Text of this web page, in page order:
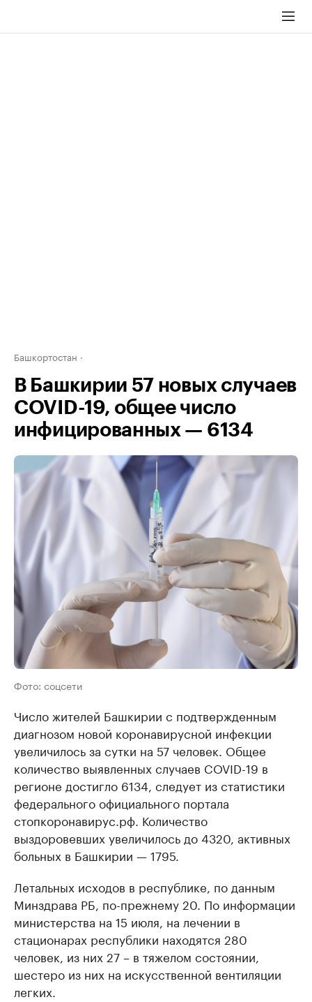
Башкортостан
В Башкирии 57 новых случаев
COVID-19, общее число
инфицированных — 6134
Фото: соцсети
Число жителей Башкирии с подтвержденным
диагнозом новой коронавирусной инфекции
увеличилось за сутки на 57 человек. Общее
количество выявленных случаев COVID-19 в
регионе достигло 6134, следует из статистики
федерального официального портала
стопкоронавирус.рф. Количество
выздоровевших увеличилось до 4320, активных
больных в Башкирии — 1795.
Летальных исходов в республике, по данным
Минздрава РБ, по-прежнему 20. По информации
министерства на 15 июля, на лечении в
стационарах республики находятся 280
человек, из них 27 – в тяжелом состоянии,
шестеро из них на искусственной вентиляции
легких.